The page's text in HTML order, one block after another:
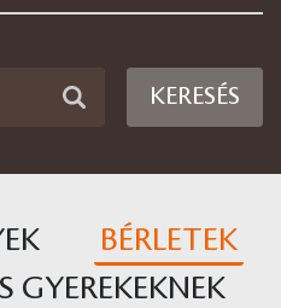
KERESÉS
BÉRLETEK
GYEREKEKNEK